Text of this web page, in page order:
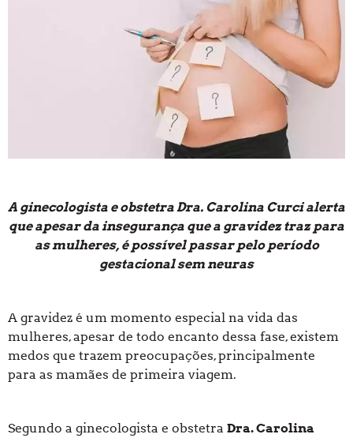
A ginecologista e obstetra Dra. Carolina Curci alerta
que apesar da insegurança que a gravidez traz para
as mulheres, é possível passar pelo período
gestacional sem neuras
A gravidez é um momento especial na vida das
mulheres, apesar de todo encanto dessa fase, existem
medos que trazem preocupações, principalmente
para as mamães de primeira viagem.
Segundo a ginecologista e obstetra Dra. Carolina